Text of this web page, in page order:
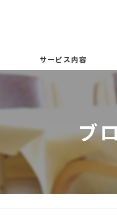
サービス内容
リハビリもできるデイサービ
ブ